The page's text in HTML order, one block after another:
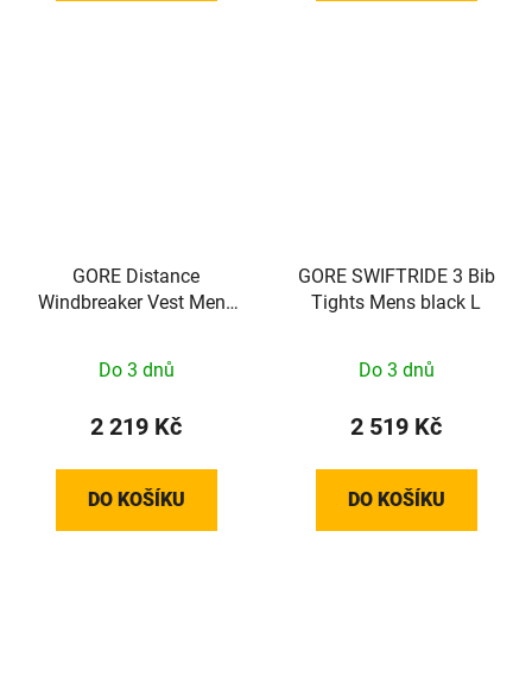
GORE Distance
Windbreaker Vest Mens
Do 3 dnů
2 219 Kč
DO KOŠÍKU
GORE SWIFTRIDE 3 Bib
Tights Mens black L
Do 3 dnů
2 519 Kč
DO KOŠÍKU